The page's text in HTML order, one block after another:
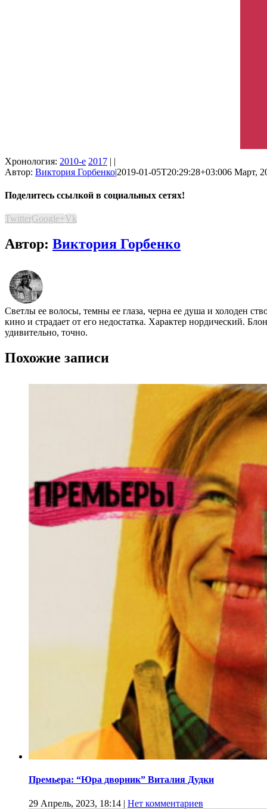
Хронология: 2010-е 2017 | |
Автор: Виктория Горбенко|2019-01-05T20:29:28+03:006 Март,
Поделитесь ссылкой в социальных сетях!
TwitterGoogle+Vk
Автор: Виктория Горбенко
Светлы ее волосы, темны ее глаза, черна ее душа и холоден
кино и страдает от его недостатка. Характер нордический.
удивительно, точно.
Похожие записи
Премьера: “Юра дворник” Виталия Дудки
29 Апрель, 2023, 18:14 | Нет комментариев